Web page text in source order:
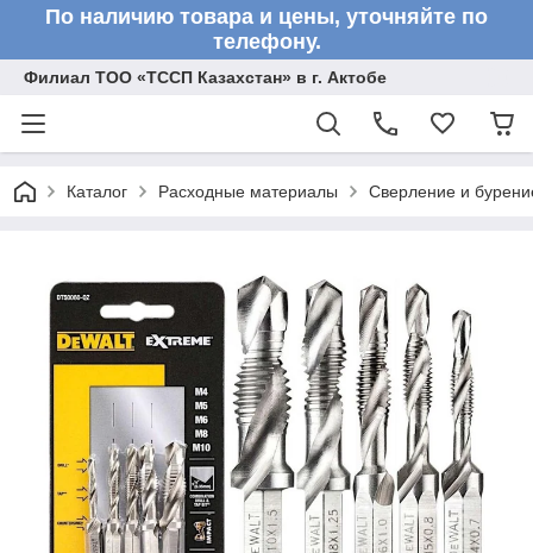
По наличию товара и цены, уточняйте по
телефону.
Филиал ТОО «ТССП Казахстан» в г. Актобе
Каталог Расходные материалы Сверление и